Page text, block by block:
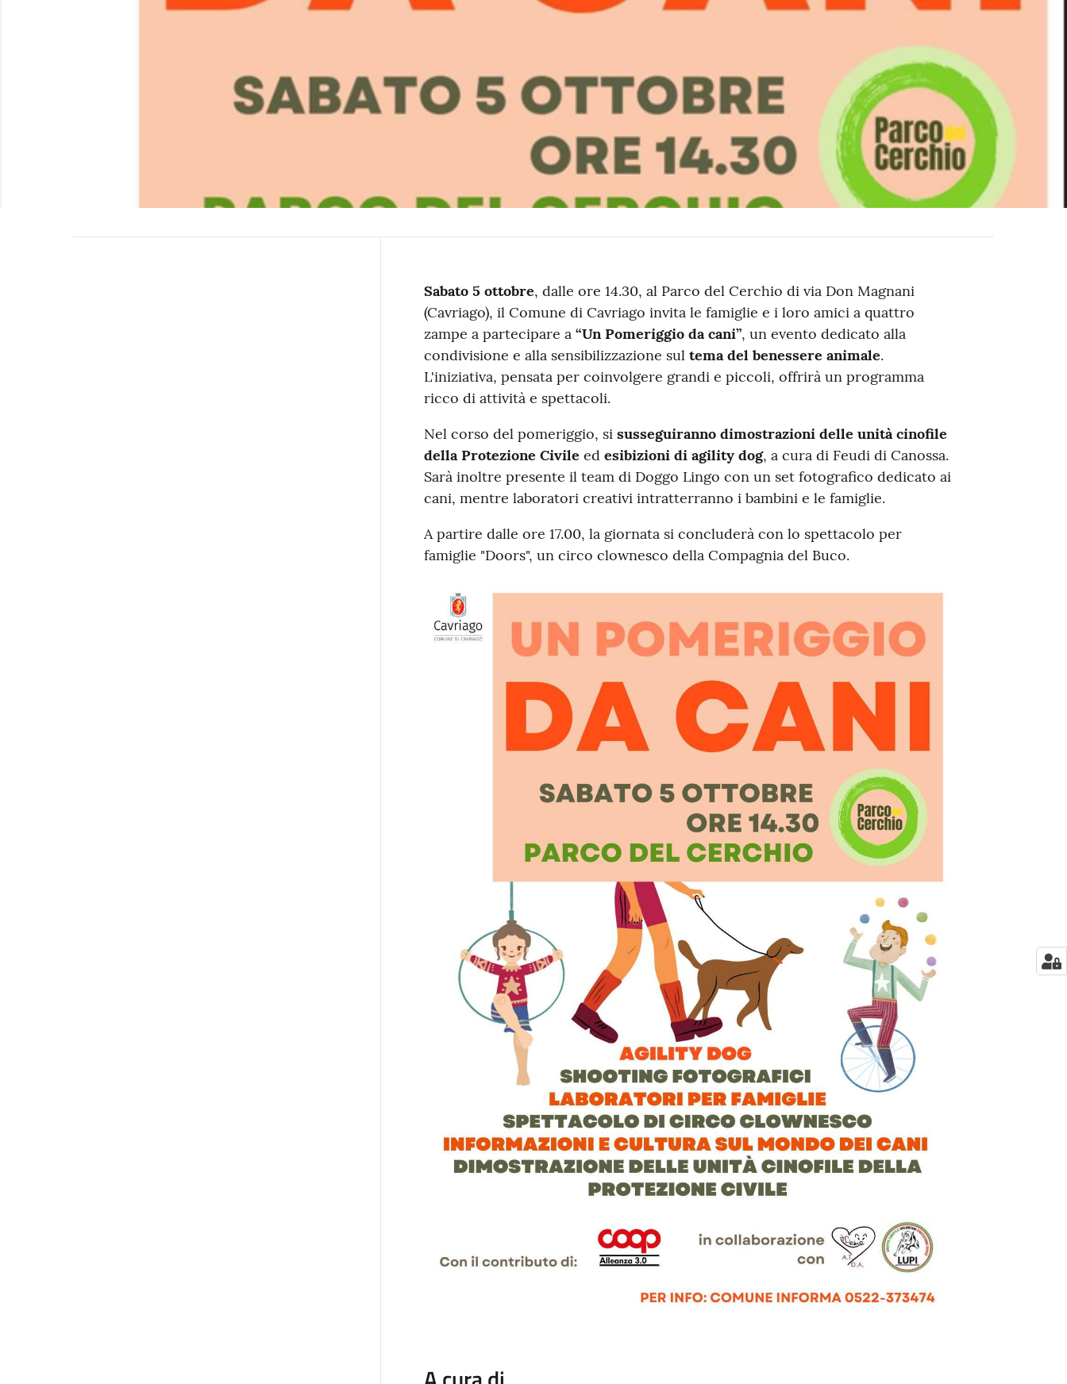
Contenuto
Sabato 5 ottobre, dalle ore 14.30, al Parco del Cerchio di via Don Magnani
(Cavriago), il Comune di Cavriago invita le famiglie e i loro amici a quattro
zampe a partecipare a “Un Pomeriggio da cani”, un evento dedicato alla
condivisione e alla sensibilizzazione sul tema del benessere animale.
L'iniziativa, pensata per coinvolgere grandi e piccoli, offrirà un programma
ricco di attività e spettacoli.
Nel corso del pomeriggio, si susseguiranno dimostrazioni delle unità cinofile
della Protezione Civile ed esibizioni di agility dog, a cura di Feudi di Canossa.
Sarà inoltre presente il team di Doggo Lingo con un set fotografico dedicato ai
cani, mentre laboratori creativi intratterranno i bambini e le famiglie.
A partire dalle ore 17.00, la giornata si concluderà con lo spettacolo per
famiglie "Doors", un circo clownesco della Compagnia del Buco.